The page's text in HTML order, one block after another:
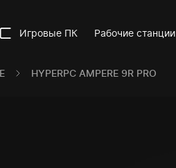
Игровые ПК Рабочие станции
HYPERPC AMPERE 9R PRO